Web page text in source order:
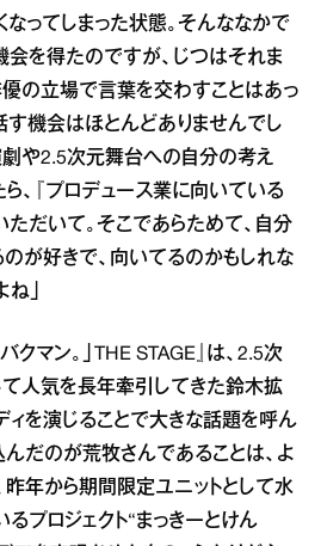
なってしまった状態。そんななかで
会を得たのですが、じつはそれま
優の立場で言葉を交わすことはあっ
す機会はほとんどありませんでし
劇や2.5次元舞台への自分の考え
、『プロデュース業に向いている
ただいて。そこであらためて、自分
が好きで、向いてるのかもしれな
」
クマン。」THE STAGE』は、2.5次
て人気を長年牽引してきた鈴木拡
ィを演じることで大きな話題を呼ん
だのが荒牧さんであることは、よ
昨年から期間限定ユニットとして水
プロジェクト“まっきーとけん